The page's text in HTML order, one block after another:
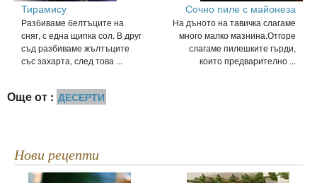
Тирамису
Разбиваме белтъците на
сняг, с една щипка сол. В друг
съд разбиваме жълтъците
със захарта, след това ...
Сочно пиле с майонеза
На дъното на тавичка слагаме
много малко мазнина.Отгоре
слагаме пилешките гърди,
които предварително ...
Още от : ДЕСЕРТИ
Нови рецепти